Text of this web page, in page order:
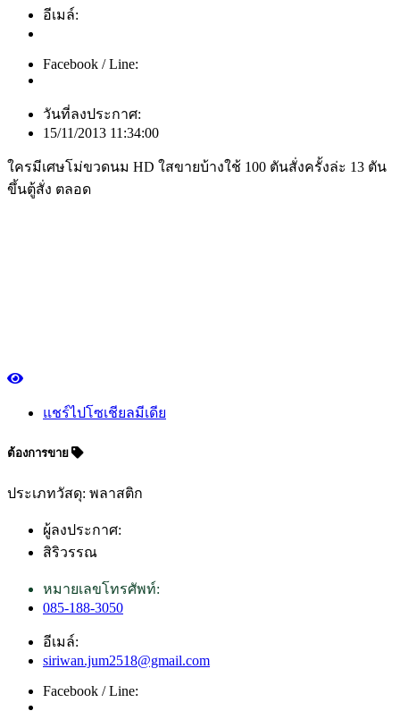
อีเมล์:
Facebook / Line:
วันที่ลงประกาศ:
15/11/2013 11:34:00
ใครมีเศษโม่ขวดนม HD ใสขายบ้างใช้ 100 ตันสั่งครั้งล่ะ 13 ตัน
ขึ้นตู้สั่ง ตลอด
แชร์ไปโซเชียลมีเดีย
ต้องการขาย
ประเภทวัสดุ: พลาสติก
ผู้ลงประกาศ:
สิริวรรณ
หมายเลขโทรศัพท์:
085-188-3050
อีเมล์:
siriwan.jum2518@gmail.com
Facebook / Line: